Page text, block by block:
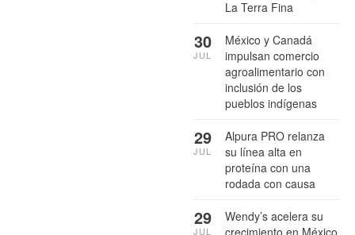
La Terra Fina
México y Canadá
impulsan comercio
agroalimentario con
inclusión de los
pueblos indígenas
30
JUL
Alpura PRO relanza
su línea alta en
proteína con una
rodada con causa
29
JUL
Wendy’s acelera su
crecimiento en México
29
JUL